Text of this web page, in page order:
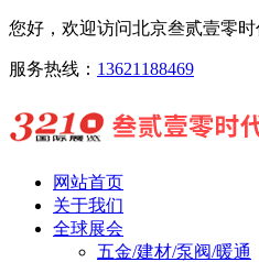
您好，欢迎访问北京叁贰壹零
服务热线： 13621188469
网站首页
关于我们
全球展会
五金/建材/泵阀/暖通